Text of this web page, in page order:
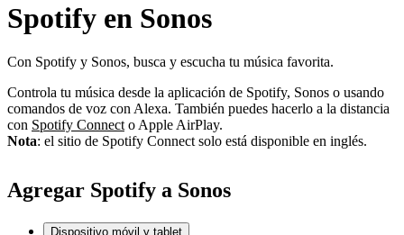
Spotify en Sonos
Con Spotify y Sonos, busca y escucha tu música favorita.
Controla tu música desde la aplicación de Spotify, Sonos o usando
comandos de voz con Alexa. También puedes hacerlo a la distancia
con Spotify Connect o Apple AirPlay.
Nota: el sitio de Spotify Connect solo está disponible en inglés.
Agregar Spotify a Sonos
Dispositivo móvil y tablet